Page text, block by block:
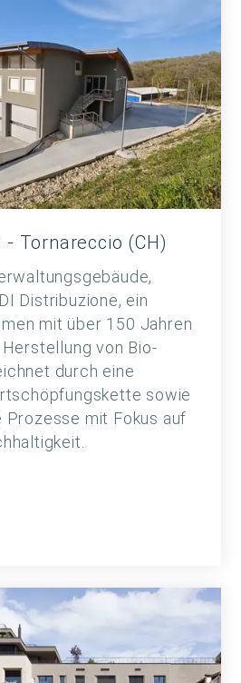
Tornareccio (CH)
Distribuzione, ein
mit über 150 Jahren
von Bio-
durch eine
sowie
Prozesse mit Fokus auf